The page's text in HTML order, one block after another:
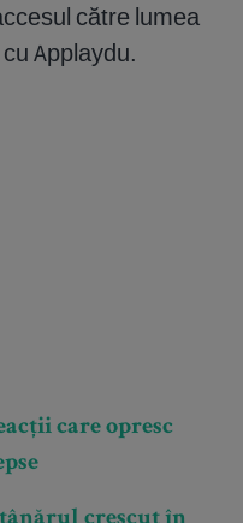
către lumea
Applaydu.
care opresc